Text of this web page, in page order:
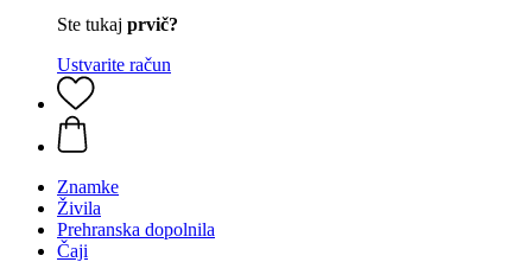
Ste tukaj prvič?
Ustvarite račun
Znamke
Živila
Prehranska dopolnila
Čaji